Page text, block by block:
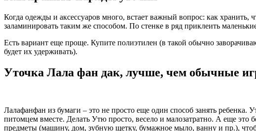
Когда одежды и аксессуаров много, встает важный вопрос: как
заламинировать таким же способом. По стенке в ряд приклеить
Есть вариант еще проще. Купите полиэтилен (в такой обычно
будет их удерживать).
Уточка Лала фан дак, лучше, чем обычные
Лалафанфан из бумаги – это не просто еще один способ занять ребенка.
питомцем вместе. Делать Утю просто, весело и малозатратно. А еще
предметы (машину, дом, зубную щетку, бумажное мыло, ванну и пр.),